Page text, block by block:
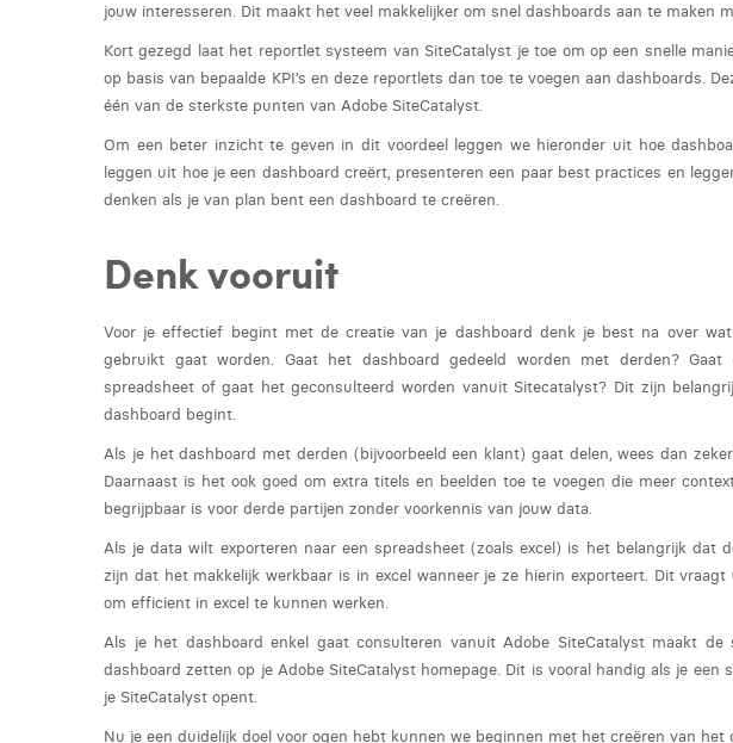
jouw interesseren. Dit maakt het veel makkelijker om snel dashboards aan te maken
Kort gezegd laat het reportlet systeem van SiteCatalyst je toe om op een snelle
op basis van bepaalde KPI’s en deze reportlets dan toe te voegen aan dashboards.
één van de sterkste punten van Adobe SiteCatalyst.
Om een beter inzicht te geven in dit voordeel leggen we hieronder uit hoe
leggen uit hoe je een dashboard creërt, presenteren een paar best practices en
denken als je van plan bent een dashboard te creëren.
Denk vooruit
Voor je effectief begint met de creatie van je dashboard denk je best na over
gebruikt gaat worden. Gaat het dashboard gedeeld worden met derden?
spreadsheet of gaat het geconsulteerd worden vanuit Sitecatalyst? Dit zijn
dashboard begint.
Als je het dashboard met derden (bijvoorbeeld een klant) gaat delen, wees dan
Daarnaast is het ook goed om extra titels en beelden toe te voegen die meer
begrijpbaar is voor derde partijen zonder voorkennis van jouw data.
Als je data wilt exporteren naar een spreadsheet (zoals excel) is het belangrijk dat
zijn dat het makkelijk werkbaar is in excel wanneer je ze hierin exporteert. Dit
om efficient in excel te kunnen werken.
Als je het dashboard enkel gaat consulteren vanuit Adobe SiteCatalyst maakt
dashboard zetten op je Adobe SiteCatalyst homepage. Dit is vooral handig als je
je SiteCatalyst opent.
Nu je een duidelijk doel voor ogen hebt kunnen we beginnen met het creëren van het